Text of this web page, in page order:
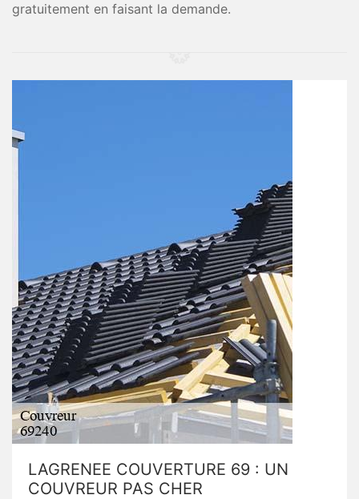
gratuitement en faisant la demande.
LAGRENEE COUVERTURE 69 : UN
COUVREUR PAS CHER